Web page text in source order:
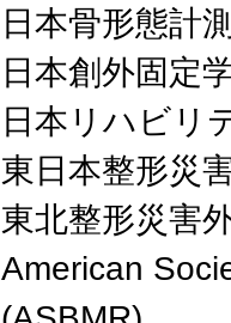
日本骨形態計
日本創外固定
日本リハビリ
東日本整形災
東北整形災害
American